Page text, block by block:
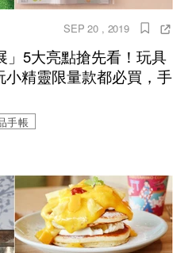
SEP 20 , 2019
」5大亮點搶先看！玩具
精靈限量款都必買，手
手帳